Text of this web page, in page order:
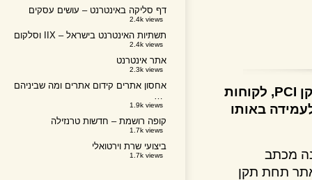
בעקבות דרישת חברות האשראי מלקוחותיהן לעמוד בתקן PCI, לקוחות
באותו
מכתב
תחת תקן
דף סליקה באינטרנט – עושים עסקים
2.4k views
תשתיות האינטרנט בישראל – IIX וסלקום
2.4k views
אתר אינטרנט
2.3k views
אחסון אתרים קידום אתרים ומה שביניהם
1.9k views
קופה רושמת – חדשות טרנזילה
1.7k views
ביצועי שרת וירטואלי
1.7k views